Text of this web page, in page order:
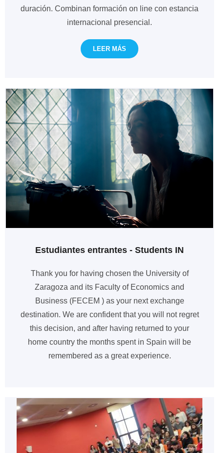
duración. Combinan formación on line con estancia
internacional presencial.
LEER MÁS
Estudiantes entrantes - Students IN
Thank you for having chosen the University of
Zaragoza and its Faculty of Economics and
Business (FECEM ) as your next exchange
destination. We are confident that you will not regret
this decision, and after having returned to your
home country the months spent in Spain will be
remembered as a great experience.